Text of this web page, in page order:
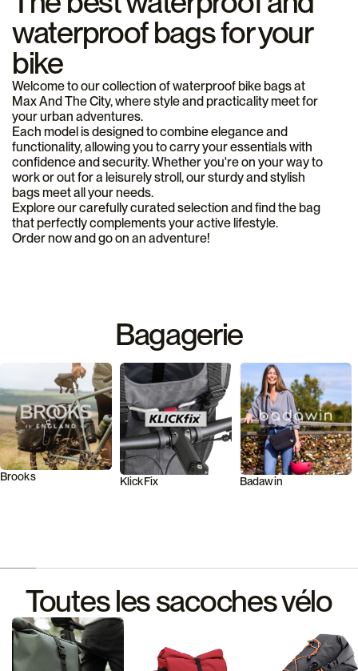
sacoche idéale qui répondra à vos attentes.
tout en restant en sécurité et bien en place. Investir dans une
bonne sacoche, c'est opter pour la tranquillité d'esprit.
enlever les salissures et éviter que des taches s'incrustent. En
été, laissez-la sécher à l'air libre avant de la ranger.
Nous vous recommandons également de consulter notre
sélection de sac à dospour compléter votre équipement de
cycliste avec des options de transport supplémentaires.
Adoptez une nouvelle manière de vous déplacer en toute
sérénité grâce à notre collection de sacoches étanches. Vous
y trouverez le modèle qui vous correspond et qui vous
accompagnera dans toutes vos aventures urbaines.
waterproof bags for your
bike
Welcome to our collection of waterproof bike bags at
Max And The City, where style and practicality meet for
your urban adventures.
Each model is designed to combine elegance and
functionality, allowing you to carry your essentials with
confidence and security. Whether you're on your way to
work or out for a leisurely stroll, our sturdy and stylish
bags meet all your needs.
Explore our carefully curated selection and find the bag
that perfectly complements your active lifestyle.
Order now and go on an adventure!
Bagagerie
Brooks KlickFix Badawin
Toutes les sacoches vélo